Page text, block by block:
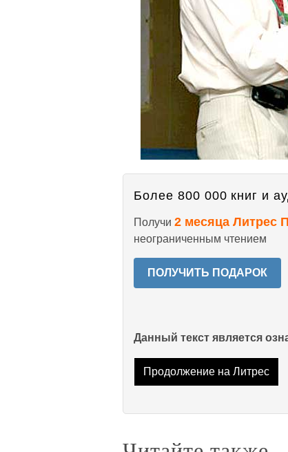
Более 800 000 книг и
Получи 2 месяца Литрес
неограниченным чтением
ПОЛУЧИТЬ ПОДАРОК
Данный текст является
Продолжение на Литрес